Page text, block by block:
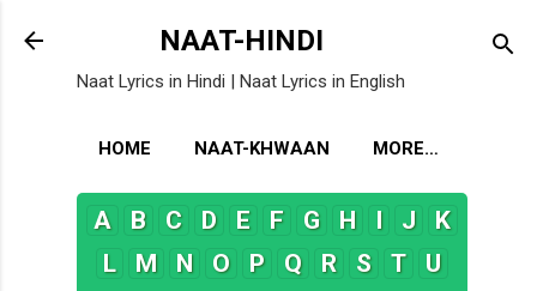
Skip to main content
NAAT-HINDI
Naat Lyrics in Hindi | Naat Lyrics in English
HOME NAAT-KHWAAN MORE…
A B C D E F G H I J
K
L
M N O P Q R S T
U